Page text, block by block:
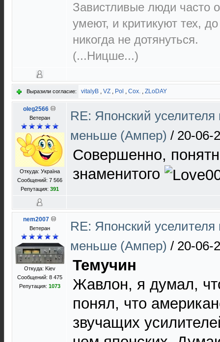
Завистливые люди часто
умеют, и критикуют тех,
никогда не дотянуться.
(...Ницше...)
Выразили согласие: vitalyB , VZ , Pol , Cox. , ZLoDAY
oleg2566
Ветеран
Откуда: Україна
Сообщений: 7 566
Репутация: 391
RE: Японский
меньше (Ампер) / 20-06-
Совершенно,
знаменитого
nem2007
Ветеран
Откуда: Kiev
Сообщений: 8 475
Репутация: 1073
RE: Японский
меньше (Ампер) / 20-06-
Темучин
Жавлон, я думал,
понял, что
звучащих